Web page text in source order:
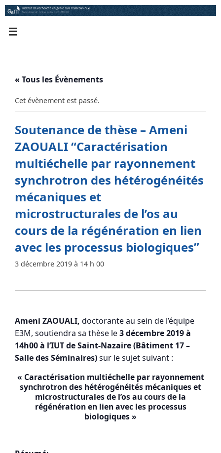
Passer
au
« Tous les Évènements
Cet évènement est passé.
Soutenance de thèse – Ameni
ZAOUALI “Caractérisation
multiéchelle par rayonnement
synchrotron des hétérogénéités
mécaniques et
microstructurales de l’os au
cours de la régénération en lien
avec les processus biologiques”
3 décembre 2019 à 14 h 00
Ameni ZAOUALI, doctorante au sein de l’équipe
E3M, soutiendra sa thèse le3 décembre 2019 à
14h00 à l’IUT de Saint-Nazaire (Bâtiment 17 –
Salle des Séminaires)sur le sujet suivant :
« Caractérisation multiéchelle par rayonnement
synchrotron des hétérogénéités mécaniques et
microstructurales de l’os au cours de la
régénération en lien avec les processus
biologiques »